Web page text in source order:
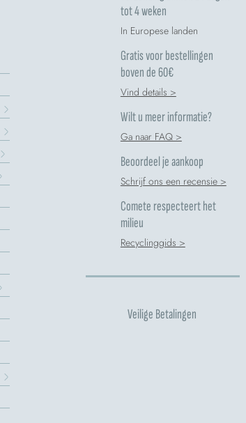
tot 4 weken
In Europese landen
Gratis voor bestellingen
boven de 60€
Vind details >
Wilt u meer informatie?
Ga naar FAQ >
Beoordeel je aankoop
Schrijf ons een recensie >
Comete respecteert het
milieu
Recyclinggids >
Veilige Betalingen